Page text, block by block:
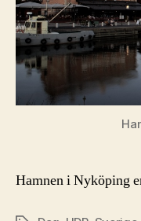
Hamnen i Nyköping